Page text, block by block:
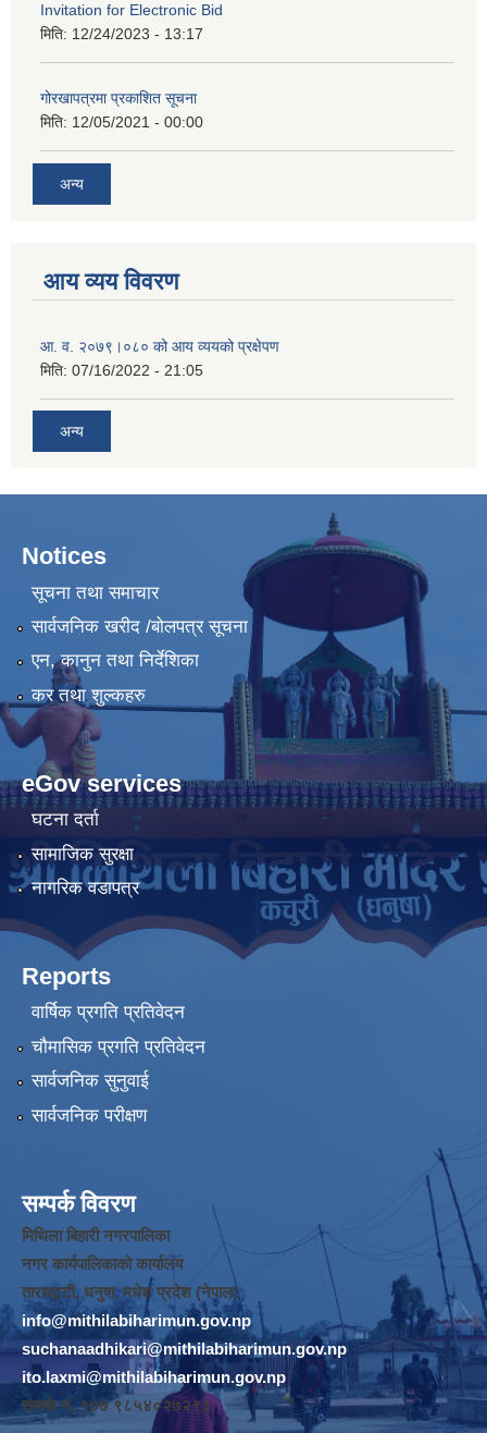
Invitation for Electronic Bid
मिति: 12/24/2023 - 13:17
गोरखापत्रमा प्रकाशित सूचना
मिति: 12/05/2021 - 00:00
अन्य
आय व्यय विवरण
आ. व. २०७९।०८० को आय व्ययको प्रक्षेपण
मिति: 07/16/2022 - 21:05
अन्य
Notices
सूचना तथा समाचार
सार्वजनिक खरीद /बोलपत्र सूचना
एन, कानुन तथा निर्देशिका
कर तथा शुल्कहरु
eGov services
घटना दर्ता
सामाजिक सुरक्षा
नागरिक वडापत्र
Reports
वार्षिक प्रगति प्रतिवेदन
चौमासिक प्रगति प्रतिवेदन
सार्वजनिक सुनुवाई
सार्वजनिक परीक्षण
सम्पर्क विवरण
मिथिला बिहारी नगरपालिका
नगर कार्यपालिकाको कार्यालय
तारापट्टी, धनुषा, मधेश प्रदेश (नेपाल)
info@mithilabiharimun.gov.np
suchanaadhikari@mithilabiharimun.gov.np
ito.laxmi@mithilabiharimun.gov.np
सम्पर्क नं. ‌९७७ ९८५४०२७२९३